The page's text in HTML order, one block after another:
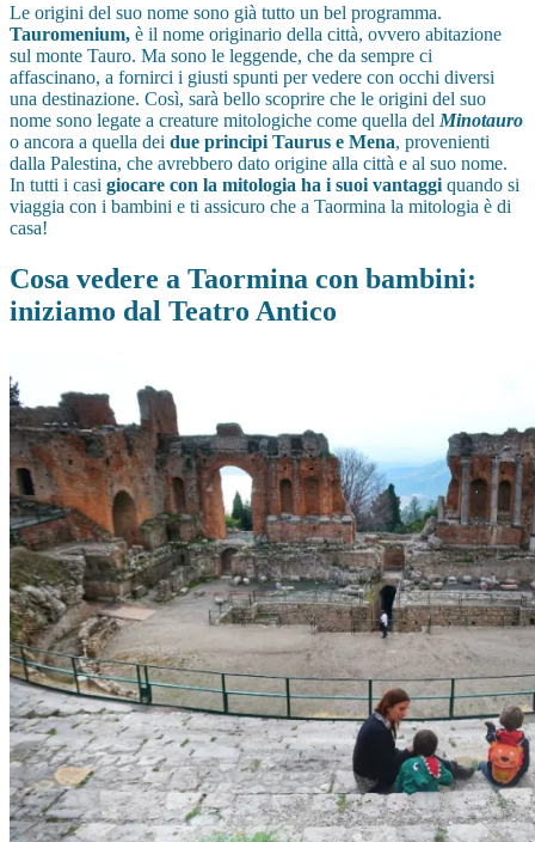
Le origini del suo nome sono già tutto un bel programma.
Tauromenium, è il nome originario della città, ovvero abitazione
sul monte Tauro. Ma sono le leggende, che da sempre ci
affascinano, a fornirci i giusti spunti per vedere con occhi diversi
una destinazione. Così, sarà bello scoprire che le origini del suo
nome sono legate a creature mitologiche come quella del Minotauro
o ancora a quella dei due principi Taurus e Mena, provenienti
dalla Palestina, che avrebbero dato origine alla città e al suo nome.
In tutti i casi giocare con la mitologia ha i suoi vantaggi quando si
viaggia con i bambini e ti assicuro che a Taormina la mitologia è di
casa!
Cosa vedere a Taormina con bambini:
iniziamo dal Teatro Antico